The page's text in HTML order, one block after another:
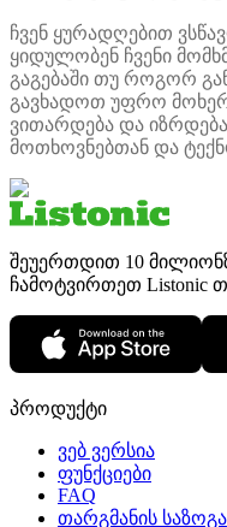
ჩვენ ყურადღებით
ყიდულობენ ჩვენი
გაგებაში თუ როგორ
გავხადოთ უფრო
ვითარდება და
მოთხოვნებთან და
შეუერთდით 10
ჩამოტვირთეთ Listonic
პროდუქტი
ვებ ვერსია
ფუნქციები
FAQ
თარგმანის